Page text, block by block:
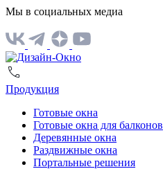
Мы в социальных медиа
Продукция
Готовые окна
Готовые окна для балконов
Деревянные окна
Раздвижные окна
Портальные решения